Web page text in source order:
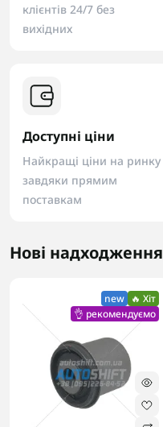
клієнтів 24/7 без
вихідних
Доступні ціни
Найкращі ціни на ринку
завдяки прямим
поставкам
Нові надходження
new 🔥 Хіт
👌 рекомендуємо